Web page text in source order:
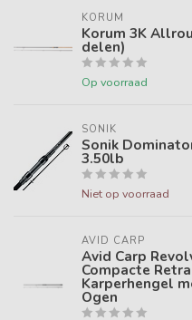
KORUM
Korum 3K
delen)
Op voorraad
SONIK
Sonik
3.50lb
Niet op voorraad
AVID CARP
Avid Carp
Compacte
Karperhengel
Ogen